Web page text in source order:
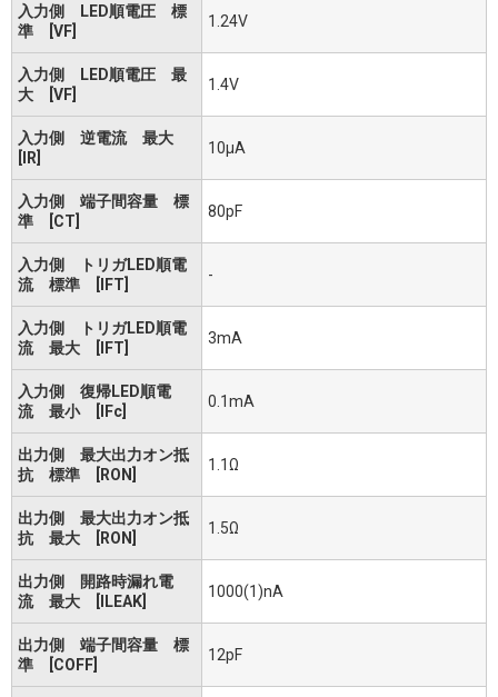
入力側 LED順電圧 標
準 [VF]
1.24V
入力側 LED順電圧 最
大 [VF]
1.4V
入力側 逆電流 最大
[IR]
10μA
入力側 端子間容量 標
準 [CT]
80pF
入力側 トリガLED順電
流 標準 [IFT]
-
入力側 トリガLED順電
流 最大 [IFT]
3mA
入力側 復帰LED順電
流 最小 [IFc]
0.1mA
出力側 最大出力オン抵
抗 標準 [RON]
1.1Ω
出力側 最大出力オン抵
抗 最大 [RON]
1.5Ω
出力側 開路時漏れ電
流 最大 [ILEAK]
1000(1)nA
出力側 端子間容量 標
準 [COFF]
12pF